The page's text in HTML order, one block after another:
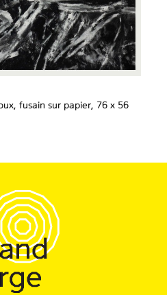
fusain sur papier, 76 x 56